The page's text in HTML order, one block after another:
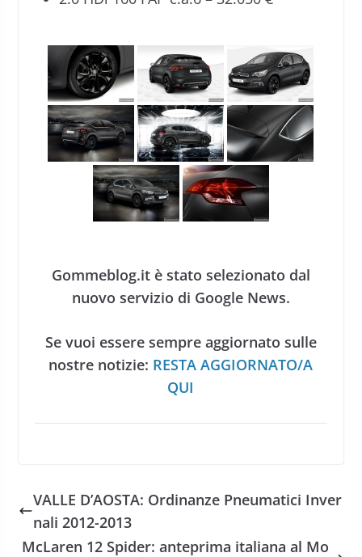
Gommeblog.it è stato selezionato dal
nuovo servizio di Google News.
Se vuoi essere sempre aggiornato sulle
nostre notizie: RESTA AGGIORNATO/A
QUI
VALLE D’AOSTA: Ordinanze Pneumatici Inver
nali 2012-2013
McLaren 12 Spider: anteprima italiana al Mo